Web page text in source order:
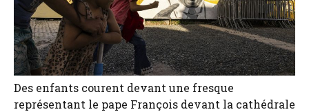
Des enfants courent devant une fresque
représentant le pape François devant la cathédrale